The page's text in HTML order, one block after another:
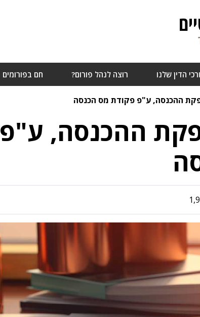
הדין שלנו רוצה לנהל פורום? חם בפורומים
ההכנסה, ע"פ פקודת מס הכנסה
ההכנסה, ע"פ